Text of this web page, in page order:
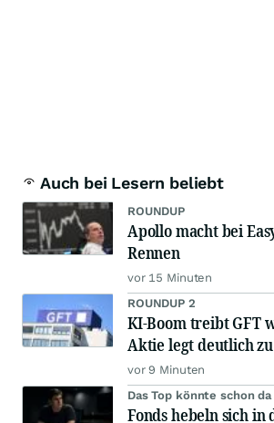
Auch bei Lesern beliebt
ROUNDUP
Apollo macht bei
Rennen
vor 15 Minuten
ROUNDUP 2
KI-Boom treibt GFT
Aktie legt deutlich zu
vor 9 Minuten
Das Top könnte schon
Fonds hebeln sich in